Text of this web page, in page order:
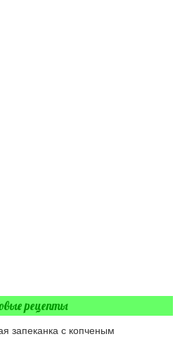
рецепты
запеканка с копченым